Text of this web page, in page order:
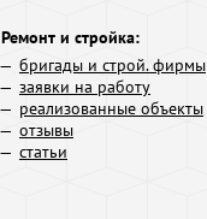
Ремонт и стройка:
бригады и строй. фирмы
заявки на работу
реализованные объекты
отзывы
статьи